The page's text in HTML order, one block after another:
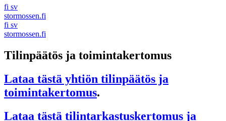
fi sv
stormossen.fi
fi sv
stormossen.fi
Tilinpäätös ja toimintakertomus
Lataa tästä yhtiön tilinpäätös ja
toimintakertomus.
Lataa tästä tilintarkastuskertomus ja